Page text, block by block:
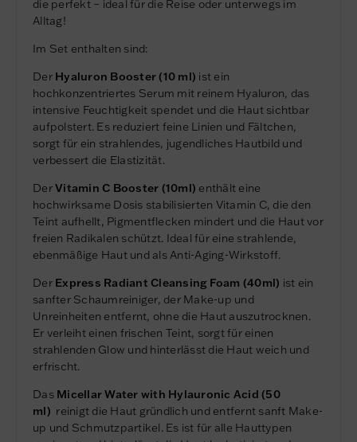
die perfekt – ideal für die Reise oder unterwegs im
Alltag!
Im Set enthalten sind:
Der Hyaluron Booster (10 ml) ist ein
hochkonzentriertes Serum mit reinem Hyaluron, das
intensive Feuchtigkeit spendet und die Haut sichtbar
aufpolstert. Es reduziert feine Linien und Fältchen,
sorgt für ein strahlendes, jugendliches Hautbild und
verbessert die Elastizität.
DerVitamin C Booster (10ml) enthält eine
hochwirksame Dosis stabilisierten Vitamin C, die den
Teint aufhellt, Pigmentflecken mindert und die Haut vor
freien Radikalen schützt. Ideal für eine strahlende,
ebenmäßige Haut und als Anti-Aging-Wirkstoff.
Der Express Radiant Cleansing Foam (40ml) ist ein
sanfter Schaumreiniger, der Make-up und
Unreinheiten entfernt, ohne die Haut auszutrocknen.
Er verleiht einen frischen Teint, sorgt für einen
strahlenden Glow und hinterlässt die Haut weich und
erfrischt.
Das Micellar Water with Hylauronic Acid (50
ml) reinigt die Haut gründlich und entfernt sanft Make-
up und Schmutzpartikel. Es ist für alle Hauttypen